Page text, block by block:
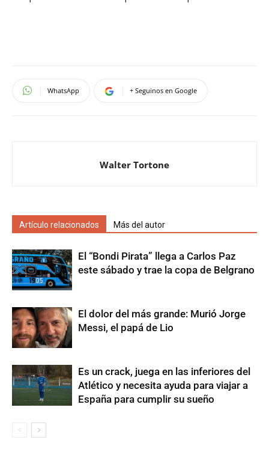
WhatsApp + Seguinos en Google
Walter Tortone
Artículo relacionados Más del autor
El “Bondi Pirata” llega a Carlos Paz
este sábado y trae la copa de Belgrano
El dolor del más grande: Murió Jorge
Messi, el papá de Lio
Es un crack, juega en las inferiores del
Atlético y necesita ayuda para viajar a
España para cumplir su sueño